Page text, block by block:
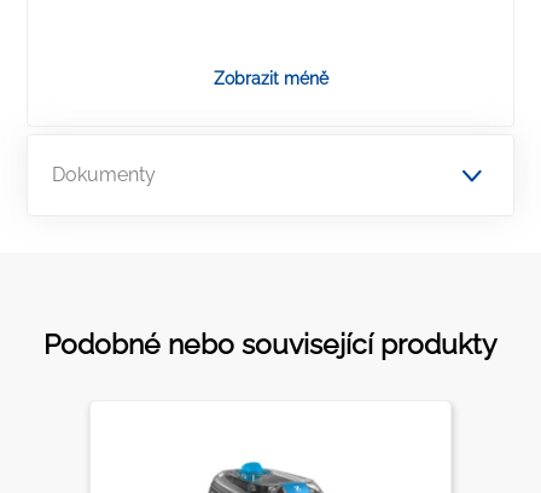
Zobrazit méně
Dokumenty
Podobné nebo související produkty